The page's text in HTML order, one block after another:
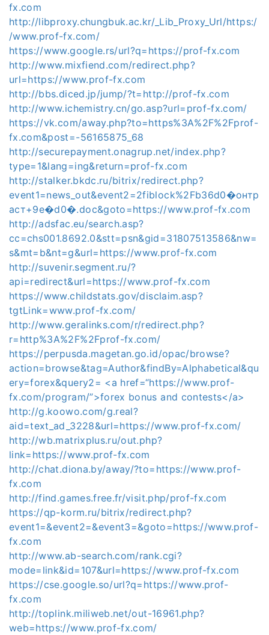
fx.com
http://libproxy.chungbuk.ac.kr/_Lib_Proxy_Url/https:/
/www.prof-fx.com/
https://www.google.rs/url?q=https://prof-fx.com
http://www.mixfiend.com/redirect.php?
url=https://www.prof-fx.com
http://bbs.diced.jp/jump/?t=http://prof-fx.com
http://www.ichemistry.cn/go.asp?url=prof-fx.com/
https://vk.com/away.php?to=https%3A%2F%2Fprof-
fx.com&post=-56165875_68
http://securepayment.onagrup.net/index.php?
type=1&lang=ing&return=prof-fx.com
http://stalker.bkdc.ru/bitrix/redirect.php?
event1=news_out&event2=2fiblock%2Fb36d0�онтр
аст+9e�d0�.doc&goto=https://www.prof-fx.com
http://adsfac.eu/search.asp?
cc=chs001.8692.0&stt=psn&gid=31807513586&nw=
s&mt=b&nt=g&url=https://www.prof-fx.com
http://suvenir.segment.ru/?
api=redirect&url=https://www.prof-fx.com
https://www.childstats.gov/disclaim.asp?
tgtLink=www.prof-fx.com/
http://www.geralinks.com/r/redirect.php?
r=http%3A%2F%2Fprof-fx.com/
https://perpusda.magetan.go.id/opac/browse?
action=browse&tag=Author&findBy=Alphabetical&qu
ery=forex&query2= <a href=“https://www.prof-
fx.com/program/”>forex bonus and contests</a>
http://g.koowo.com/g.real?
aid=text_ad_3228&url=https://www.prof-fx.com/
http://wb.matrixplus.ru/out.php?
link=https://www.prof-fx.com
http://chat.diona.by/away/?to=https://www.prof-
fx.com
http://find.games.free.fr/visit.php/prof-fx.com
https://qp-korm.ru/bitrix/redirect.php?
event1=&event2=&event3=&goto=https://www.prof-
fx.com
http://www.ab-search.com/rank.cgi?
mode=link&id=107&url=https://www.prof-fx.com
https://cse.google.so/url?q=https://www.prof-
fx.com
http://toplink.miliweb.net/out-16961.php?
web=https://www.prof-fx.com/